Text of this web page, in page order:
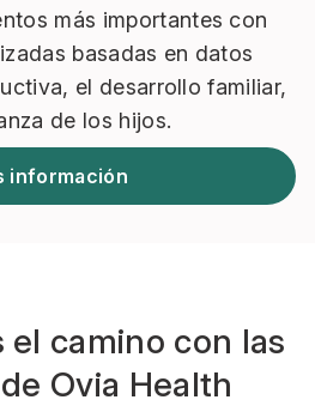
más importantes con
basadas en datos
el desarrollo familiar,
de los hijos.
información
el camino con las
Ovia Health